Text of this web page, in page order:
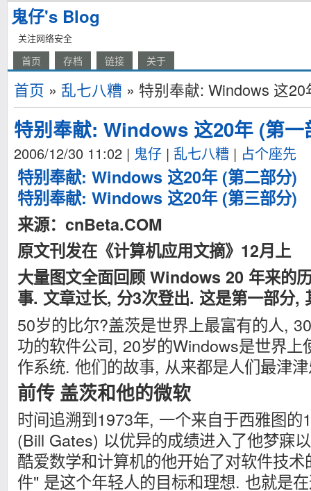
鬼仔's Blog
关注网络安全
首页 存档 链接 关于
首页 » 乱七八糟 » 特别奉献: Windows 这
特别奉献: Windows 这20年 (第一
2006/12/30 11:02 | 鬼仔 | 乱七八糟 | 占个座先
特别奉献: Windows 这20年 (第二部分)
特别奉献: Windows 这20年 (第三部分)
来源：cnBeta.COM
原文刊发在《计算机应用文摘》12月上
大量图文全面回顾 Windows 20 年来的
事. 文章过长, 分3次登出. 这是第一部分,
50岁的比尔?盖茨是世界上最富有的人,
功的软件公司, 20岁的Windows是世界上
作系统. 他们的故事, 从来都是人们最津
前传 盖茨和他的微软
时间追溯到1973年, 一个来自于西雅图的
(Bill Gates) 以优异的成绩进入了他梦寐
酷爱数学和计算机的他开始了对软件技
件" 是这个年轻人的目标和理想. 也就是